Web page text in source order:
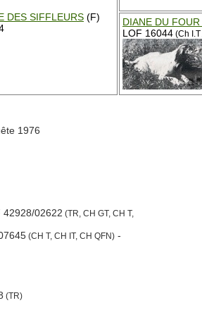
DES SIFFLEURS (F)
DIANE DU
LOF 16044 (Ch I.T
1976
42928/02622 (TR, CH GT, CH T,
(CH T, CH IT, CH QFN) -
(TR)